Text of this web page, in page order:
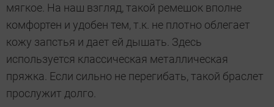
мягкое. На наш взгляд, такой ремешок вполне
комфортен и удобен тем, т.к. не плотно облегает
кожу запстья и дает ей дышать. Здесь
используется классическая металлическая
пряжка. Если сильно не перегибать, такой браслет
прослужит долго.